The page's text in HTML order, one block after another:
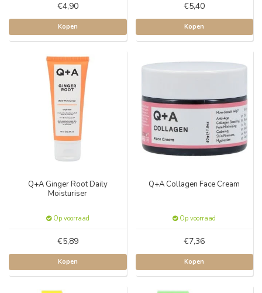
€4,90
Kopen
€5,40
Kopen
Q+A Ginger Root Daily
Moisturiser
Op voorraad
€5,89
Kopen
Q+A Collagen Face Cream
Op voorraad
€7,36
Kopen